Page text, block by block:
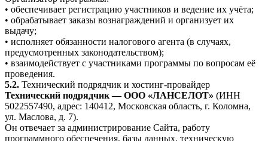
• обеспечивает регистрацию участников и ведение их учёта;
• обрабатывает заказы вознаграждений и организует их
выдачу;
• исполняет обязанности налогового агента (в случаях,
предусмотренных законодательством);
• взаимодействует с участниками программы по вопросам её
проведения.
5.2. Технический подрядчик и хостинг-провайдер
Технический подрядчик — ООО «ЛАНСЕЛОТ» (ИНН
5022557490, адрес: 140412, Московская область, г. Коломна,
ул. Маслова, д. 7).
Он отвечает за администрирование Сайта, работу
программного обеспечения, базы данных, техническую